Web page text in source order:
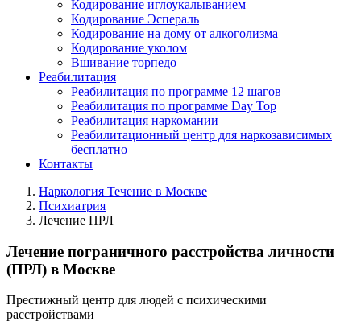
Кодирование иглоукалыванием
Кодирование Эспераль
Кодирование на дому от алкоголизма
Кодирование уколом
Вшивание торпедо
Реабилитация
Реабилитация по программе 12 шагов
Реабилитация по программе Day Top
Реабилитация наркомании
Реабилитационный центр для наркозависимых
бесплатно
Контакты
Наркология Течение в Москве
Психиатрия
Лечение ПРЛ
Лечение пограничного расстройства личности
(ПРЛ) в Москве
Престижный центр для людей с психическими
расстройствами